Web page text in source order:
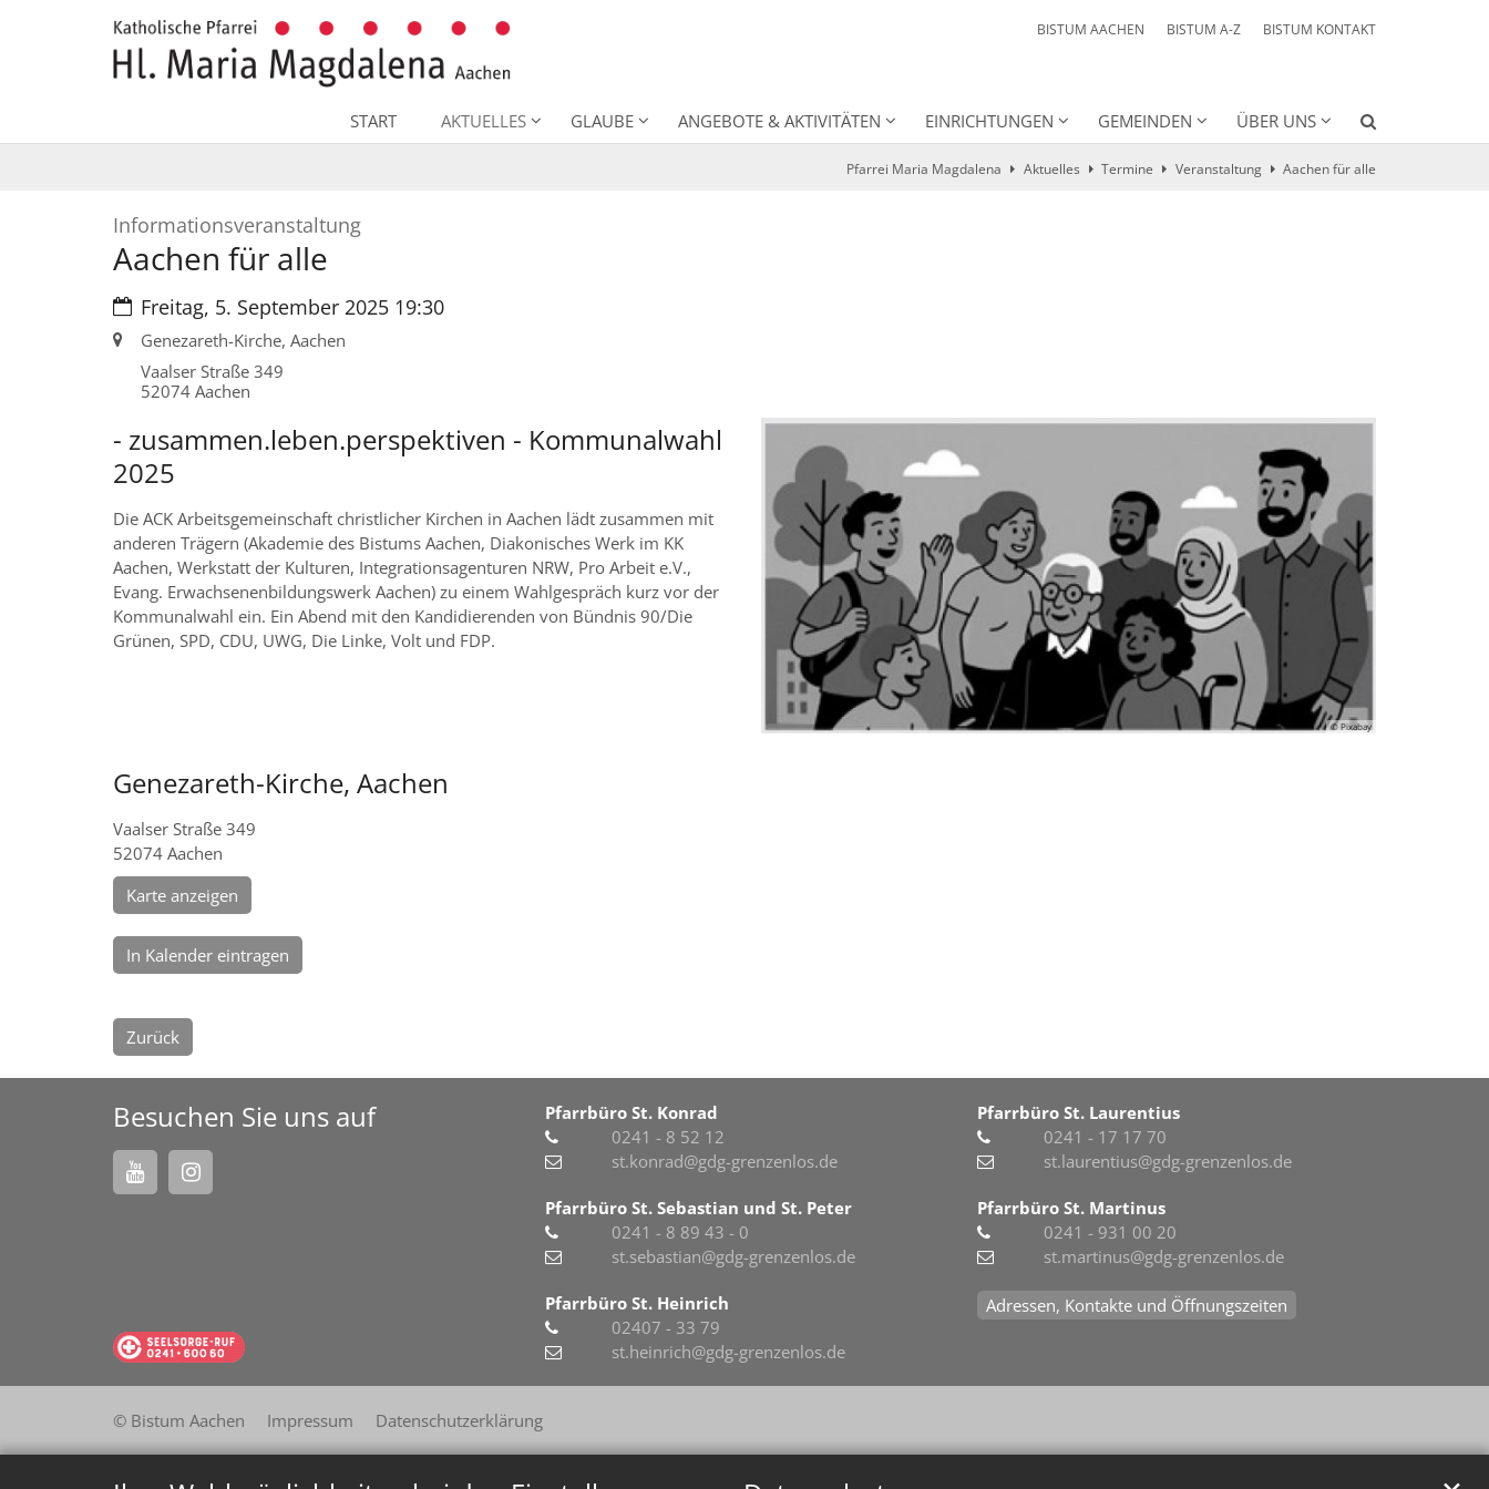
BISTUM AACHEN BISTUM A-Z BISTUM KONTAKT
START AKTUELLES GLAUBE ANGEBOTE & AKTIVITÄTEN EINRICHTUNGEN GEMEINDEN ÜBER UNS
Pfarrei Maria Magdalena Aktuelles Termine Veranstaltung Aachen für alle
Informationsveranstaltung:
Aachen für alle
Datum:
Freitag, 5. September 2025 19:30
Ort: Genezareth-Kirche, Aachen
Vaalser Straße 349
52074 Aachen
© Pixabay
- zusammen.leben.perspektiven - Kommunalwahl
2025
Die ACK Arbeitsgemeinschaft christlicher Kirchen in Aachen lädt zusammen mit
anderen Trägern (Akademie des Bistums Aachen, Diakonisches Werk im KK
Aachen, Werkstatt der Kulturen, Integrationsagenturen NRW, Pro Arbeit e.V.,
Evang. Erwachsenenbildungswerk Aachen) zu einem Wahlgespräch kurz vor der
Kommunalwahl ein. Ein Abend mit den Kandidierenden von Bündnis 90/Die
Grünen, SPD, CDU, UWG, Die Linke, Volt und FDP.
Genezareth-Kirche, Aachen
Vaalser Straße 349
52074 Aachen
Karte anzeigen
In Kalender eintragen
Zurück
Besuchen Sie uns auf
Pfarrbüro St. Konrad
0241 - 8 52 12
st.konrad@gdg-grenzenlos.de
Pfarrbüro St. Sebastian und St. Peter
0241 - 8 89 43 - 0
st.sebastian@gdg-grenzenlos.de
Pfarrbüro St. Heinrich
02407 - 33 79
st.heinrich@gdg-grenzenlos.de
Pfarrbüro St. Laurentius
0241 - 17 17 70
st.laurentius@gdg-grenzenlos.de
Pfarrbüro St. Martinus
0241 - 931 00 20
st.martinus@gdg-grenzenlos.de
Adressen, Kontakte und Öffnungszeiten
© Bistum Aachen Impressum Datenschutzerklärung